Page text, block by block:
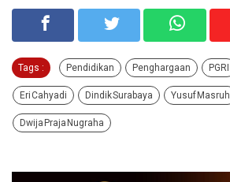
Tags : Pendidikan Penghargaan PGRI
Eri Cahyadi Dindik Surabaya Yusuf Masruh
Dwija Praja Nugraha